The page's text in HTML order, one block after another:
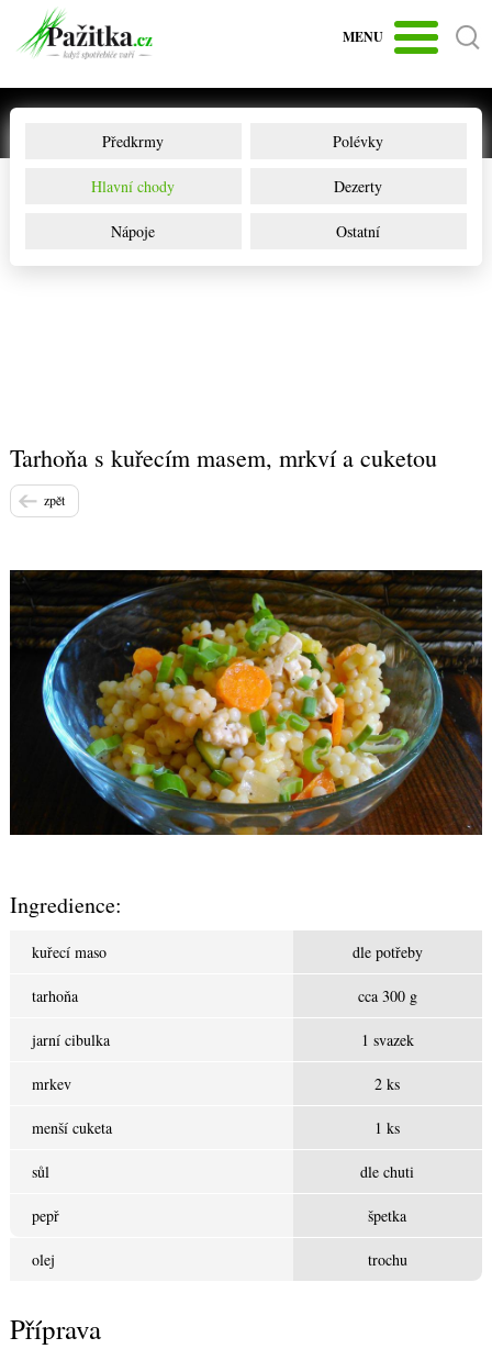
MENU
Předkrmy Polévky
Hlavní chody Dezerty
Nápoje Ostatní
Tarhoňa s kuřecím masem, mrkví a cuketou
zpět
Ingredience:
kuřecí maso dle potřeby
tarhoňa cca 300 g
jarní cibulka 1 svazek
mrkev 2 ks
menší cuketa 1 ks
sůl dle chuti
pepř špetka
olej trochu
Příprava